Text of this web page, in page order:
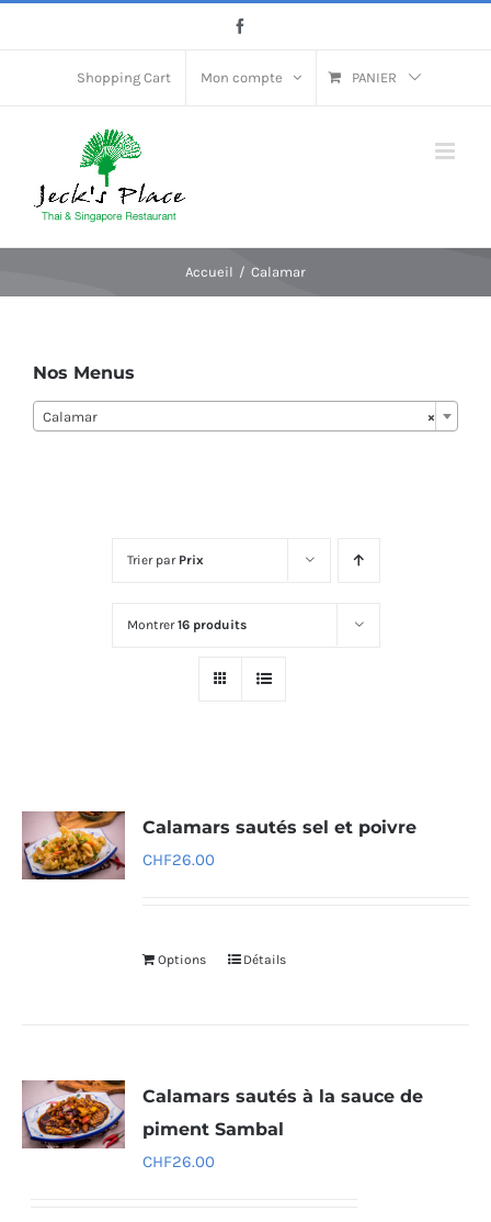
Shopping Cart Mon compte PANIER
Accueil Calamar
Trier par Prix
Montrer16 produits
Calamars sautés sel et poivre
CHF26.00
Options Détails
Calamars sautés à la sauce de
piment Sambal
CHF26.00
Nos Menus
×
Calamar